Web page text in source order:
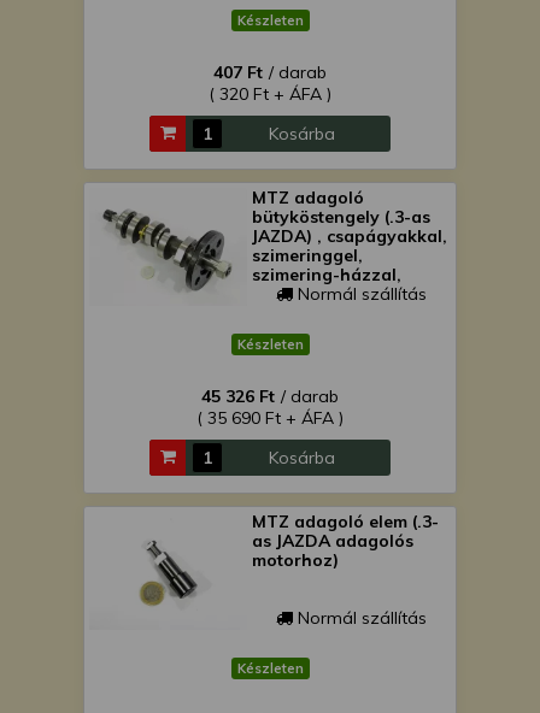
Készleten
407 Ft / darab
( 320 Ft + ÁFA )
Kosárba
MTZ adagoló
bütyköstengely (.3-as
JAZDA) , csapágyakkal,
szimeringgel,
szimering-házzal,
ékekkel, anyákkal
Normál szállítás
Készleten
45 326 Ft / darab
( 35 690 Ft + ÁFA )
Kosárba
MTZ adagoló elem (.3-
as JAZDA adagolós
motorhoz)
Normál szállítás
Készleten